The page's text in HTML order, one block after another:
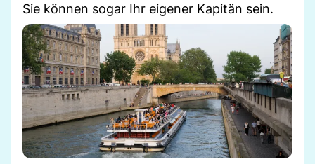
Sie können sogar Ihr eigener Kapitän sein.